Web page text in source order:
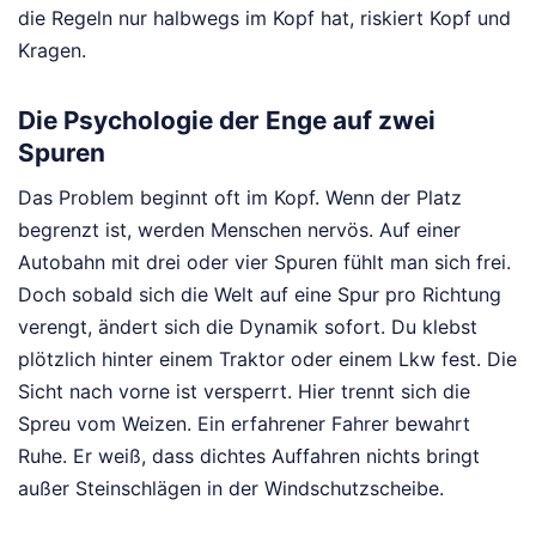
die Regeln nur halbwegs im Kopf hat, riskiert Kopf und
Kragen.
Die Psychologie der Enge auf zwei
Spuren
Das Problem beginnt oft im Kopf. Wenn der Platz
begrenzt ist, werden Menschen nervös. Auf einer
Autobahn mit drei oder vier Spuren fühlt man sich frei.
Doch sobald sich die Welt auf eine Spur pro Richtung
verengt, ändert sich die Dynamik sofort. Du klebst
plötzlich hinter einem Traktor oder einem Lkw fest. Die
Sicht nach vorne ist versperrt. Hier trennt sich die
Spreu vom Weizen. Ein erfahrener Fahrer bewahrt
Ruhe. Er weiß, dass dichtes Auffahren nichts bringt
außer Steinschlägen in der Windschutzscheibe.